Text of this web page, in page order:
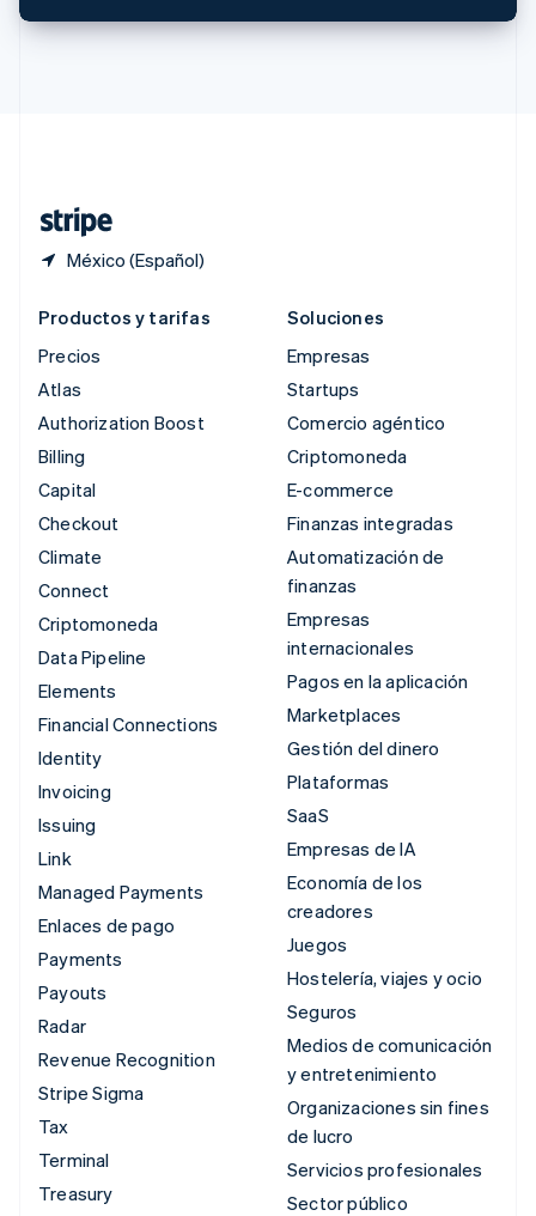
México (Español)
Singapur
Productos y tarifas
Precios
Atlas
Authorization Boost
Billing
Capital
Checkout
Climate
Connect
Criptomoneda
Data Pipeline
Elements
Financial Connections
Identity
Invoicing
Issuing
Link
Managed Payments
Enlaces de pago
Payments
Payouts
Radar
Revenue Recognition
Stripe Sigma
Tax
Terminal
Treasury
Soluciones
Empresas
Startups
Comercio agéntico
Criptomoneda
E-commerce
Finanzas integradas
Automatización de
finanzas
Empresas
internacionales
Pagos en la aplicación
Marketplaces
Gestión del dinero
Plataformas
SaaS
Empresas de IA
Economía de los
creadores
Juegos
Hostelería, viajes y ocio
Seguros
Medios de comunicación
y entretenimiento
Organizaciones sin fines
de lucro
Servicios profesionales
Sector público